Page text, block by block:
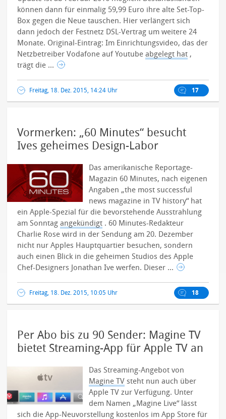
können dann für einmalig 59,99 Euro ihre alte Set-Top-
Box gegen die Neue tauschen. Hier verlängert sich
dann jedoch der Festnetz DSL-Vertrag um weitere 24
Monate. Original-Eintrag: Im Einrichtungsvideo, das der
Netzbetreiber Vodafone auf Youtubeabgelegt hat ,
trägt die ...
Freitag, 18. Dez. 2015, 14:24 Uhr 17
Vormerken: „60 Minutes“ besucht
Ives geheimes Design-Labor
Das amerikanische Reportage-
Magazin 60 Minutes, nach eigenen
Angaben „the most successful
news magazine in TV history“ hat
ein Apple-Spezial für die bevorstehende Ausstrahlung
am Sonntagangekündigt .60 Minutes-Redakteur
Charlie Rose wird in der Sendung am 20. Dezember
nicht nur Apples Hauptquartier besuchen, sondern
auch einen Blick in die geheimen Studios des Apple
Chef-Designers Jonathan Ive werfen. Dieser ...
Freitag, 18. Dez. 2015, 10:05 Uhr 18
Per Abo bis zu 90 Sender: Magine TV
bietet Streaming-App für Apple TV an
Das Streaming-Angebot von
Magine TV steht nun auch über
Apple TV zur Verfügung. Unter
dem Namen „Magine Live“ lässt
sich die App-Neuvorstellung kostenlos im App Store für